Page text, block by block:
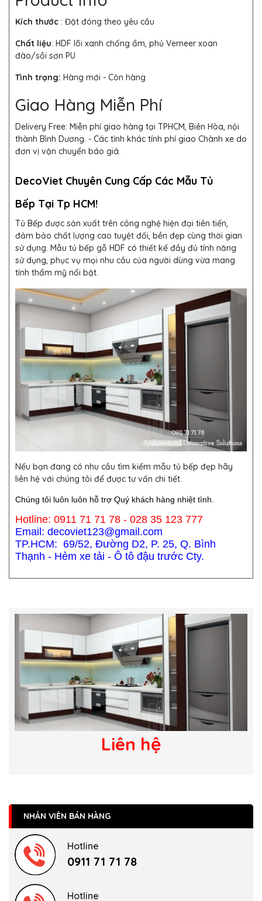
Kích thước : Đặt đóng theo yêu cầu
Chất liệu: HDF lõi xanh chống ẩm, phủ Verneer xoan
đào/sồi sơn PU
Tình trạng: Hàng mới - Còn hàng
Giao Hàng Miễn Phí
Delivery Free: Miễn phí giao hàng tại TPHCM, Biên Hòa, nội
thành Bình Dương. - Các tỉnh khác tính phí giao Chành xe do
đơn vị vận chuyển báo giá.
DecoViet Chuyên Cung Cấp Các Mẫu Tủ
Bếp Tại Tp HCM!
Tủ Bếp được sản xuất trên công nghệ hiện đại tiên tiến,
đảm bảo chất lượng cao tuyệt đối, bền đẹp cùng thời gian
sử dụng. Mẫu tủ bếp gỗ HDF có thiết kế đầy đủ tính năng
sử dụng, phục vụ mọi nhu cầu của người dùng vừa mang
tính thẩm mỹ nổi bật.
Nếu bạn đang có nhu cầu tìm kiếm mẫu tủ bếp đẹp hãy
liên hệ với chúng tôi để được tư vấn chi tiết.
Chúng tôi luôn luôn hỗ trợ Quý khách hàng nhiệt tình.
Hotline: 0911 71 71 78 - 028 35 123 777
Email: decoviet123@gmail.com
TP.HCM: 69/52, Đường D2, P. 25, Q. Bình
Thạnh - Hẻm xe tải - Ô tô đậu trước Cty.
Liên hệ
NHÂN VIÊN BÁN HÀNG
Hotline
0911 71 71 78
Hotline